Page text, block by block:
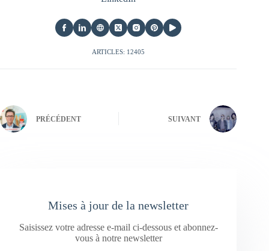
ARTICLES: 12405
PRÉCÉDENT SUIVANT
Mises à jour de la newsletter
Saisissez votre adresse e-mail ci-dessous et abonnez-
vous à notre newsletter